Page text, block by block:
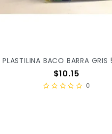
Precio
$10.15
0